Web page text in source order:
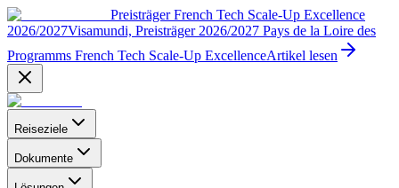
Preisträger French Tech Scale-Up Excellence
2026/2027Visamundi, Preisträger 2026/2027 Pays de la Loire des
Programms French Tech Scale-Up ExcellenceArtikel lesen
Reiseziele
Dokumente